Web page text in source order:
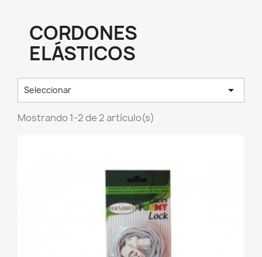
CORDONES
ELÁSTICOS
Seleccionar 
Mostrando 1-2 de 2 artículo(s)